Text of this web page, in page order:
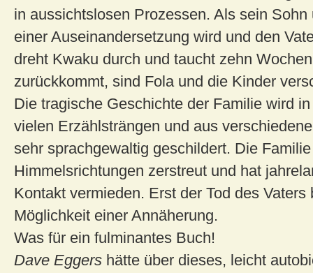
in aussichtslosen Prozessen. Als sein
einer Auseinandersetzung wird und den
dreht Kwaku durch und taucht zehn
zurückkommt, sind Fola und die Kinder
Die tragische Geschichte der Familie wird
vielen Erzählsträngen und aus
sehr sprachgewaltig geschildert. Die
Himmelsrichtungen zerstreut und hat
Kontakt vermieden. Erst der Tod des Vaters
Möglichkeit einer Annäherung.
Was für ein fulminantes Buch!
Dave Eggers hätte über dieses, leicht